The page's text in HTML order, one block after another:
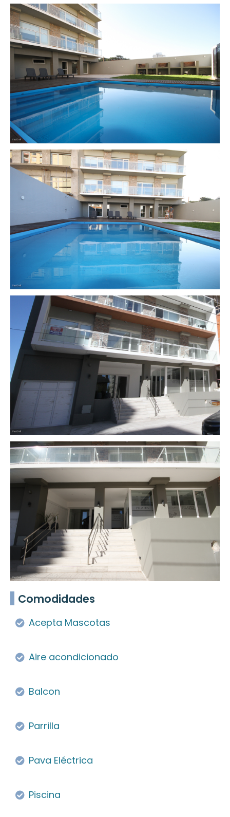
Comodidades
Acepta Mascotas
Aire acondicionado
Balcon
Parrilla
Pava Eléctrica
Piscina